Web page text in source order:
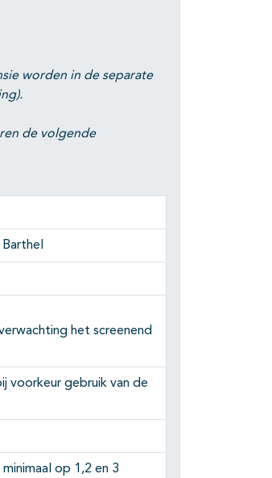
worden in de separate
de volgende
het screenend
voorkeur gebruik van de
op 1,2 en 3